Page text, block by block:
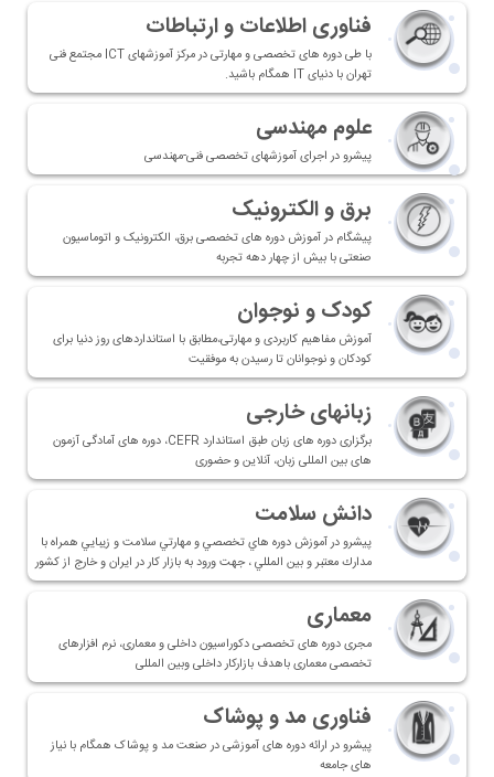
فناوری اطلاعات و ارتباطات
با طی دوره های تخصصی و مهارتی در مرکز آموزشهای ICT مجتمع فنی
تهران با دنیای IT همگام باشید.
علوم مهندسی
پیشرو در اجرای آموزشهای تخصصی فنی-مهندسی
برق و الکترونیک
پیشگام در آموزش دوره های تخصصی برق، الکترونیک و اتوماسیون
صنعتی با بیش از چهار دهه تجربه
کودک و نوجوان
آموزش مفاهیم کاربردی و مهارتی،مطابق با استانداردهای روز دنیا برای
کودکان و نوجوانان تا رسیدن به موفقیت
زبانهای خارجی
برگزاری دوره های زبان طبق استاندارد CEFR، دوره های آمادگی آزمون
های بین المللی زبان، آنلاین و حضوری
دانش سلامت
پيشرو در آموزش دوره هاي تخصصي و مهارتي سلامت و زيبايي همراه با
مدارك معتبر و بين المللي ، جهت ورود به بازار كار در ايران و خارج از كشور
معماری
مجری دوره های تخصصی دکوراسیون داخلی و معماری، نرم افزارهای
تخصصی معماری باهدف بازارکار داخلی وبین المللی
فناوری مد و پوشاک
پیشرو در ارائه دوره های آموزشی در صنعت مد و پوشاک همگام با نیاز
های جامعه